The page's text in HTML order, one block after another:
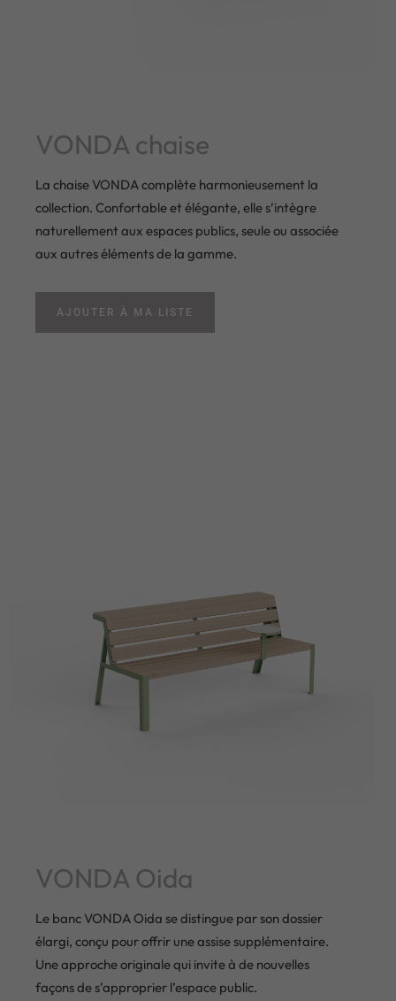
VONDA chaise
La chaise VONDA complète harmonieusement la
collection. Confortable et élégante, elle s’intègre
naturellement aux espaces publics, seule ou associée
aux autres éléments de la gamme.
AJOUTER À MA LISTE
VONDA Oida
Le banc VONDA Oida se distingue par son dossier
élargi, conçu pour offrir une assise supplémentaire.
Une approche originale qui invite à de nouvelles
façons de s’approprier l’espace public.